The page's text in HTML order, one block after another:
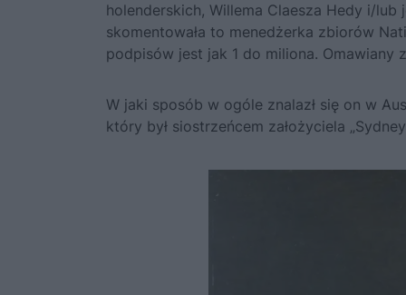
holenderskich, Willema Claesza Hedy i/
skomentowała to menedżerka zbiorów
podpisów jest jak 1 do miliona. Omawiany
W jaki sposób w ogóle znalazł się on w
który był siostrzeńcem założyciela